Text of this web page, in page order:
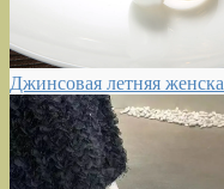
Джинсовая летняя